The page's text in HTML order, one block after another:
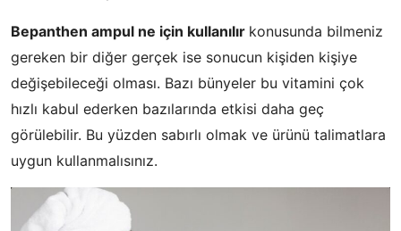
Bepanthen ampul ne için kullanılır konusunda bilmeniz
gereken bir diğer gerçek ise sonucun kişiden kişiye
değişebileceği olması. Bazı bünyeler bu vitamini çok
hızlı kabul ederken bazılarında etkisi daha geç
görülebilir. Bu yüzden sabırlı olmak ve ürünü talimatlara
uygun kullanmalısınız.